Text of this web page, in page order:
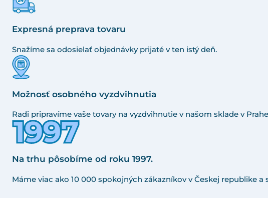
Expresná preprava tovaru
Snažíme sa odosielať objednávky prijaté v ten istý deň.
Možnosť osobného vyzdvihnutia
Radi pripravíme vaše tovary na vyzdvihnutie v našom sklade v
Na trhu pôsobíme od roku 1997.
Máme viac ako 10 000 spokojných zákazníkov v Českej republike a